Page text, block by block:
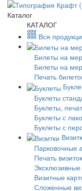
Каталог
КАТАЛОГ
Вся
Билеты на
Билеты на
Печать
Буклеты
Буклеты,
Буклеты с
Буклеты с
Парковочные
Печать визиток
Эксклюзивные
Визитные
Сложенные